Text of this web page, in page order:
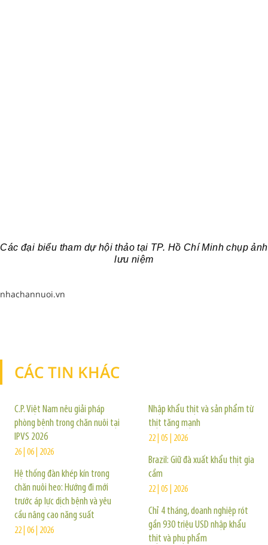
Các đại biểu tham dự hội thảo tại TP. Hồ Chí Minh chụp ảnh
lưu niệm
nhachannuoi.vn
CÁC TIN KHÁC
C.P. Việt Nam nêu giải pháp
phòng bệnh trong chăn nuôi tại
IPVS 2026
26 | 06 | 2026
Hệ thống đàn khép kín trong
chăn nuôi heo: Hướng đi mới
trước áp lực dịch bệnh và yêu
cầu nâng cao năng suất
22 | 06 | 2026
Nhập khẩu thịt và sản phẩm từ
thịt tăng mạnh
22 | 05 | 2026
Brazil: Giữ đà xuất khẩu thịt gia
cầm
22 | 05 | 2026
Chỉ 4 tháng, doanh nghiệp rót
gần 930 triệu USD nhập khẩu
thịt và phụ phẩm